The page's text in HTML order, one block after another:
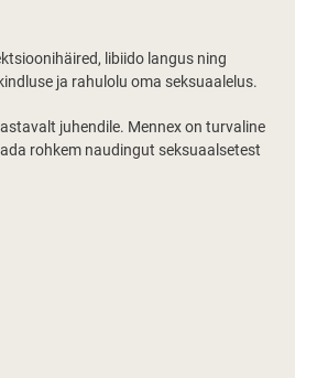
libiido langus ning
ja rahulolu oma seksuaalelus.
juhendile. Mennex on turvaline
rohkem naudingut seksuaalsetest